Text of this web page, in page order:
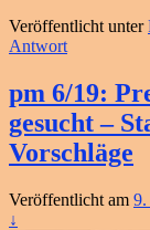
Veröffentlicht unter
Antwort
pm 6/19:
gesucht –
Vorschläge
Veröffentlicht am 9.
↓